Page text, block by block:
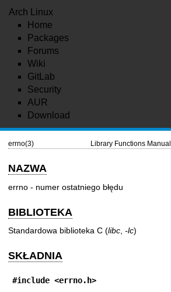
Arch Linux
Home
Packages
Forums
Wiki
GitLab
Security
AUR
Download
errno(3) Library Functions Manual
NAZWA
errno - numer ostatniego błędu
BIBLIOTEKA
Standardowa biblioteka C (libc -lc)
SKŁADNIA
#include <errno.h>